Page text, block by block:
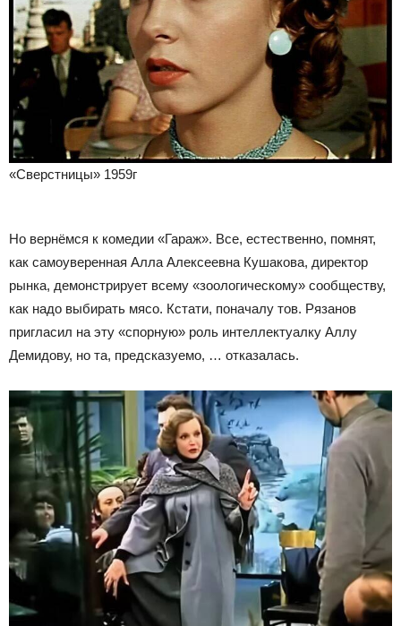
«Сверстницы» 1959г
Но вернёмся к комедии «Гараж». Все, естественно, помнят,
как самоуверенная Алла Алексеевна Кушакова, директор
рынка, демонстрирует всему «зоологическому» сообществу,
как надо выбирать мясо. Кстати, поначалу тов. Рязанов
пригласил на эту «спорную» роль интеллектуалку Аллу
Демидову, но та, предсказуемо, … отказалась.